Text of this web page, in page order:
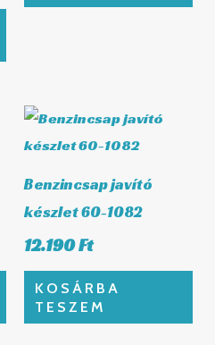
Benzincsap javító
készlet 60-1082
12.190Ft
KOSÁRBA
TESZEM